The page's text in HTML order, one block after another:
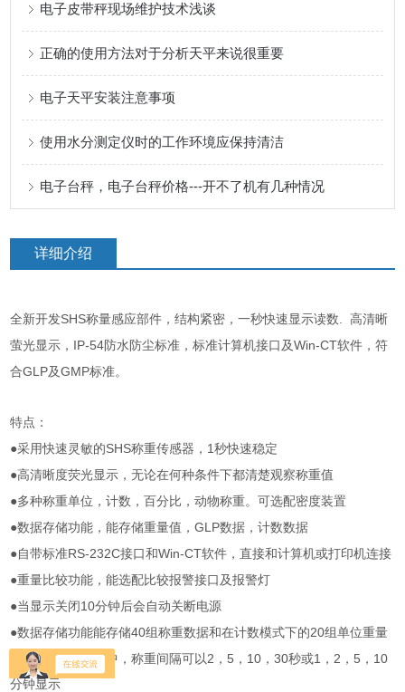
电子皮带秤现场维护技术浅谈
正确的使用方法对于分析天平来说很重要
电子天平安装注意事项
使用水分测定仪时的工作环境应保持清洁
电子台秤，电子台秤价格---开不了机有几种情况
详细介绍
全新开发SHS称量感应部件，结构紧密，一秒快速显示读数 .高清晰
萤光显示， IP-54防水防尘标准，标准计算机接口及Win-CT软件，符
合GLP及GMP标准。
特点：
●采用快速灵敏的SHS称重传感器， 1秒快速稳定
●高清晰度荧光显示，无论在何种条件下都清楚观察称重值
●多种称重单位，计数，百分比，动物称重。可选配密度装置
●数据存储功能，能存储重量值，GLP数据，计数数据
●自带标准RS-232C接口和Win-CT软件，直接和计算机或打印机连接
●重量比较功能，能选配比较报警接口及报警灯
●当显示关闭 10分钟后会自动关断电源
●数据存储功能能存储40组称重数据和在计数模式下的20组单位重量
在数据存储功能中，称重间隔可以2 ，5 ， 10 ，30秒或1 ，2 ，5 ， 10
分钟显示